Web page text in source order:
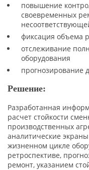
повышение
своевременных
фиксация объема
отслеживание
оборудования
прогнозирование
Решение:
Разработанная
расчет стойкости
производственных
аналитические
жизненном цикле
ретроспективе,
ремонт, указанием